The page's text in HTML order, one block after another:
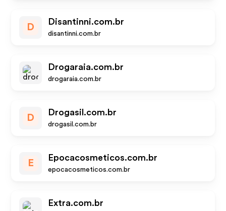
D
Disantinni.com.br
disantinni.com.br
Drogaraia.com.br
drogaraia.com.br
D
Drogasil.com.br
drogasil.com.br
E
Epocacosmeticos.com.br
epocacosmeticos.com.br
Extra.com.br